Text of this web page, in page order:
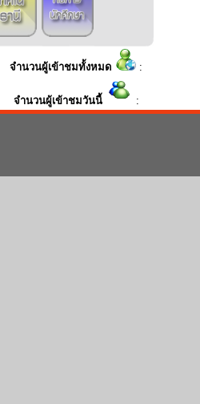
จำนวนผู้เข้าชมทั้งหมด :
จำนวนผู้เข้าชมวันนี้ :